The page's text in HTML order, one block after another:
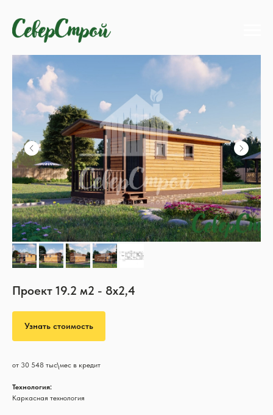
Проект 19.2 м2 - 8х2,4
Узнать стоимость
от 30 548 тыс\мес в кредит
Технология:
Каркасная технология